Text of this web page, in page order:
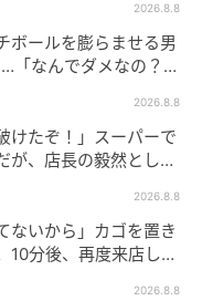
2026.8.8
ボールを膨らませる男
「なんでダメなの？」
2026.8.8
けたぞ！」スーパーで
が、店長の毅然とした
2026.8.8
ないから」カゴを置き
10分後、再度来店した
2026.8.8